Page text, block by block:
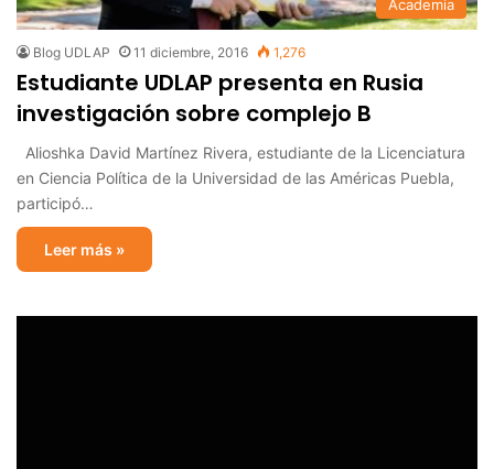
Academia
Blog UDLAP 11 diciembre, 2016 1,276
Estudiante UDLAP presenta en Rusia
investigación sobre complejo B
Alioshka David Martínez Rivera, estudiante de la Licenciatura
en Ciencia Política de la Universidad de las Américas Puebla,
participó…
Leer más »